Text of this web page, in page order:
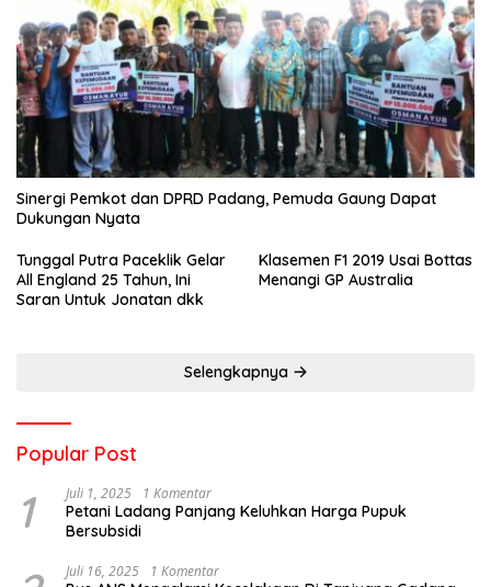
Sinergi Pemkot dan DPRD Padang, Pemuda Gaung Dapat
Dukungan Nyata
Tunggal Putra Paceklik Gelar
All England 25 Tahun, Ini
Saran Untuk Jonatan dkk
Klasemen F1 2019 Usai Bottas
Menangi GP Australia
Selengkapnya
Popular Post
1 Juli 1, 2025 1 Komentar
Petani Ladang Panjang Keluhkan Harga Pupuk
Bersubsidi
Juli 16, 2025 1 Komentar